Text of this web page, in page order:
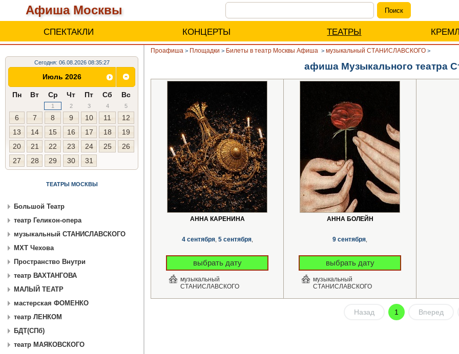
Афиша Москвы
СПЕКТАКЛИ КОНЦЕРТЫ ТЕАТРЫ
Сегодня: 06.08.2026 08:35:27
Июль 2026
Пн Вт Ср Чт Пт Сб Вс
1 2 3 4 5
6 7 8 9 10 11
12
13
14 15 16 17 18
19
20
21 22 23 24 25
26
27
28 29 30 31
ТЕАТРЫ МОСКВЫ
Большой Театр
театр Геликон-опера
музыкальный СТАНИСЛАВСКОГО
МХТ Чехова
Пространство Внутри
театр ВАХТАНГОВА
МАЛЫЙ ТЕАТР
мастерская ФОМЕНКО
театр ЛЕНКОМ
БДТ(СПб)
театр МАЯКОВСКОГО
Проафиша > Площадки > Билеты в театр Москвы Афиша > музыкальный СТАНИСЛАВСКОГО >
афиша Музыкального театра
АННА КАРЕНИНА
4 сентября, 5 сентября,
выбрать дату
музыкальный
СТАНИСЛАВСКОГО
АННА БОЛЕЙН
9 сентября
выбрать дату
музыкальный
СТАНИСЛАВСКОГО
Назад 1 Вперед